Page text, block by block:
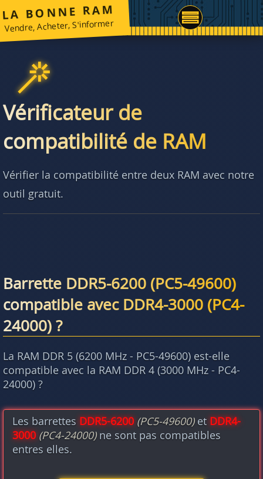
LA BONNE RAM
Vendre, Acheter, S'informer
Vérificateur de
compatibilité de RAM
Vérifier la compatibilité entre deux RAM avec notre
outil gratuit.
Barrette DDR5-6200 (PC5-49600)
compatible avec DDR4-3000 (PC4-
24000) ?
La RAM DDR 5 (6200 MHz - PC5-49600) est-elle
compatible avec la RAM DDR 4 (3000 MHz - PC4-
24000) ?
Les barrettes DDR5-6200 (PC5-49600)et DDR4-
3000 (PC4-24000)ne sont pas compatibles
entres elles.